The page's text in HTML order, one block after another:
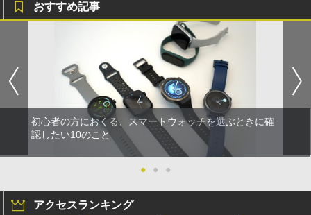
おすすめ記事
初心者の方におくる、スマートウォッチを選ぶときに確
認したい10のこと
● ● ●
アクセスランキング